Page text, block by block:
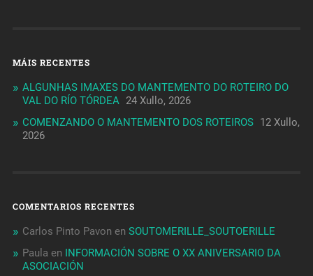
MÁIS RECENTES
ALGUNHAS IMAXES DO MANTEMENTO DO ROTEIRO DO
VAL DO RÍO TÓRDEA 24 Xullo, 2026
COMENZANDO O MANTEMENTO DOS ROTEIROS 12 Xullo,
2026
COMENTARIOS RECENTES
Carlos Pinto Pavon en SOUTOMERILLE_SOUTOERILLE
Paula en INFORMACIÓN SOBRE O XX ANIVERSARIO DA
ASOCIACIÓN